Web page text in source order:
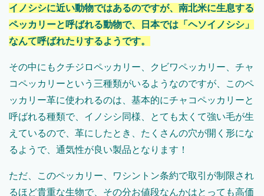
イノシシに近い動物ではあるのですが、南北米に生息する
ペッカリーと呼ばれる動物で、日本では「ヘソイノシシ」
なんて呼ばれたりするようです。
その中にもクチジロペッカリー、クビワペッカリー、チャ
コペッカリーという三種類がいるようなのですが、このペ
ッカリー革に使われるのは、基本的にチャコペッカリーと
呼ばれる種類で、イノシシ同様、とても太くて強い毛が生
えているので、革にしたとき、たくさんの穴が開く形にな
るようで、通気性が良い製品となります！
ただ、このペッカリー、ワシントン条約で取引が制限され
るほど貴重な生物で、その分お値段なんかはとっても高価